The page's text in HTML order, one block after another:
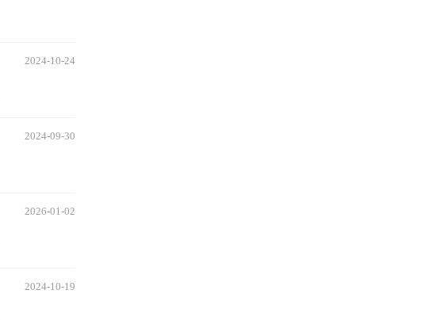
2024-10-24
2024-09-30
2026-01-02
2024-10-19